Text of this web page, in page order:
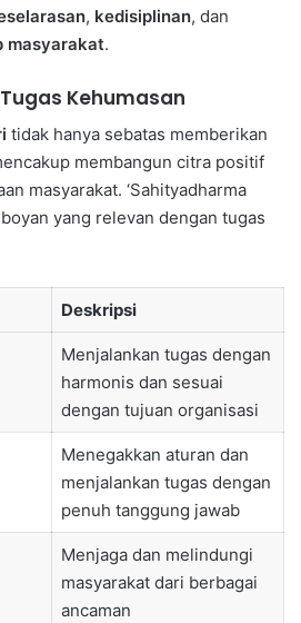
, kedisiplinan, dan
masyarakat.
Kehumasan
tidak hanya sebatas memberikan
membangun citra positif
masyarakat. ‘Sahityadharma
yang relevan dengan tugas
Deskripsi
Menjalankan tugas dengan
harmonis dan sesuai
dengan tujuan organisasi
Menegakkan aturan dan
menjalankan tugas dengan
penuh tanggung jawab
Menjaga dan melindungi
masyarakat dari berbagai
ancaman